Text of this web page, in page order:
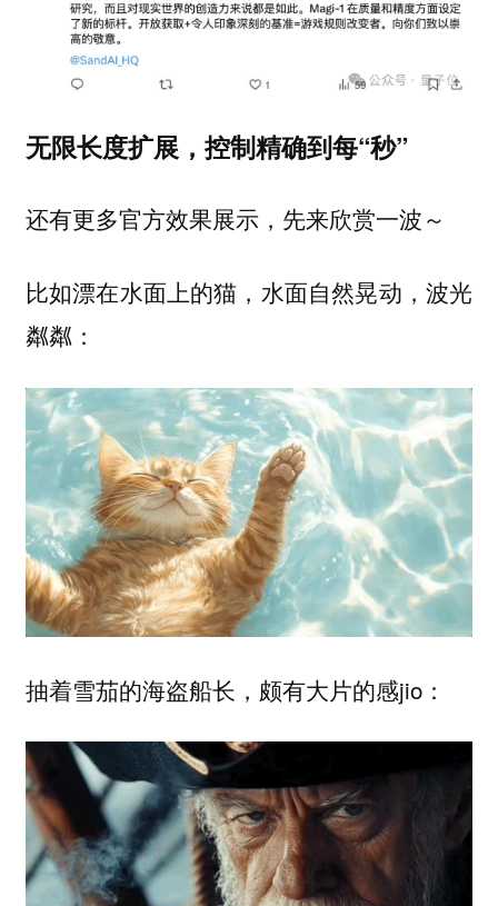
无限长度扩展，控制精确到每“秒”
还有更多官方效果展示，先来欣赏一波～
比如漂在水面上的猫，水面自然晃动，波光
粼粼：
抽着雪茄的海盗船长，颇有大片的感jio：